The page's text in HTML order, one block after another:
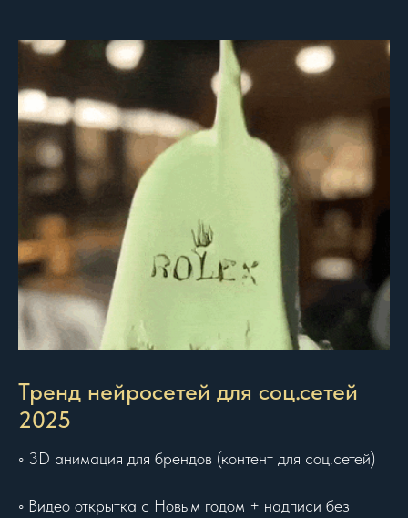
Тренд нейросетей для соц.сетей
2025
◦ 3D анимация для брендов (контент для соц.сетей)
◦ Видео открытка с Новым годом + надписи без